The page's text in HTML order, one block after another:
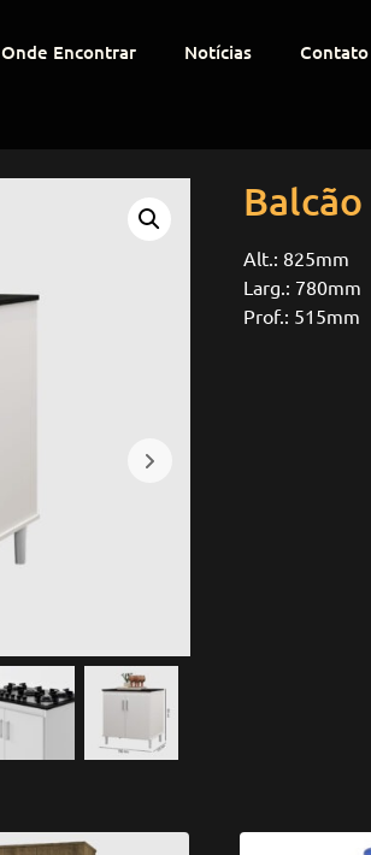
Onde Encontrar Notícias Contato
Alt.: 825mm
Larg.: 780mm
Prof.: 515mm